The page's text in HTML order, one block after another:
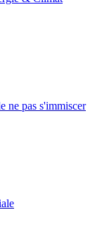
ne pas s'immiscer